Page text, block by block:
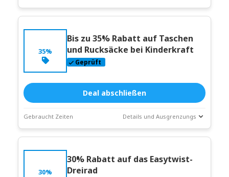
Deal-
Coupon-Beschreibung
35%
Bis zu 35% Rabatt auf Taschen
und Rucksäcke bei Kinderkraft
Geprüft
Deal abschließen
Gebraucht Zeiten Details und Ausgrenzungs
Deal-
Coupon-Beschreibung
30%
30% Rabatt auf das Easytwist-
Dreirad